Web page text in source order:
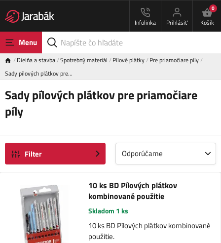
Infolinka Prihlásiť
0
Košík
Menu
Dielňa a stavba Spotrebný materiál Pílové plátky Pre priamočiare píly
Sady pílových plátkov pre…
Sady pílových plátkov pre priamočiare
píly
Filter Odporúčame
10 ks BD Pílových plátkov
kombinované použitie
Skladom 1 ks
10 ks BD Pílových plátkov kombinované
použitie.